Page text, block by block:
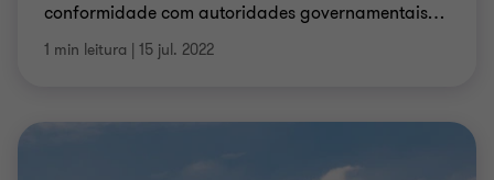
conformidade com autoridades governamentais…
1 min leitura | 15 jul. 2022